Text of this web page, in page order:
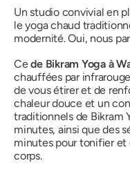
Un studio convivial en
le yoga chaud
modernité. Oui, nous
Cede Bikram Yoga à
chauffées par
de vous étirer et de
chaleur douce et un
traditionnels de Bikram
minutes, ainsi que des
minutes pour tonifier et
corps.